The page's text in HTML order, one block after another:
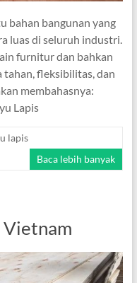
bahan bangunan yang
luas di seluruh industri.
furnitur dan bahkan
tahan, fleksibilitas, dan
membahasnya:
Lapis
lapis
Baca lebih banyak
Vietnam